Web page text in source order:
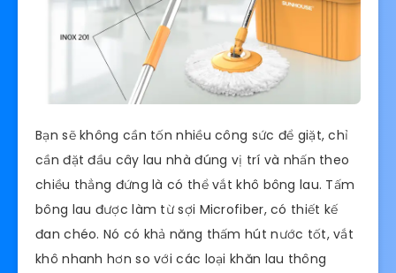
Bạn sẽ không cần tốn nhiều công sức để giặt, chỉ
cần đặt đầu cây lau nhà đúng vị trí và nhấn theo
chiều thẳng đứng là có thể vắt khô bông lau. Tấm
bông lau được làm từ sợi Microfiber, có thiết kế
đan chéo. Nó có khả năng thấm hút nước tốt, vắt
khô nhanh hơn so với các loại khăn lau thông